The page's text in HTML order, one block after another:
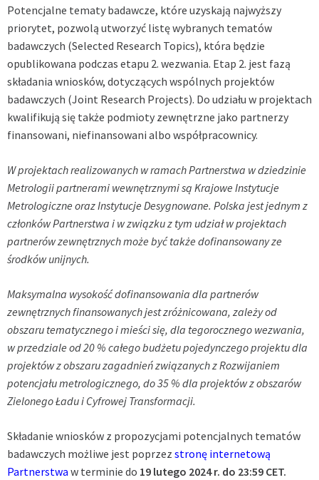
Potencjalne tematy badawcze, które uzyskają najwyższy
priorytet, pozwolą utworzyć listę wybranych tematów
badawczych (Selected Research Topics), która będzie
opublikowana podczas etapu 2. wezwania. Etap 2. jest fazą
składania wniosków, dotyczących wspólnych projektów
badawczych (Joint Research Projects). Do udziału w projektach
kwalifikują się także podmioty zewnętrzne jako partnerzy
finansowani, niefinansowani albo współpracownicy.
W projektach realizowanych w ramach Partnerstwa w dziedzinie
Metrologii partnerami wewnętrznymi są Krajowe Instytucje
Metrologiczne oraz Instytucje Desygnowane. Polska jest jednym z
członków Partnerstwa i w związku z tym udział w projektach
partnerów zewnętrznych może być także dofinansowany ze
środków unijnych.
Maksymalna wysokość dofinansowania dla partnerów
zewnętrznych finansowanych jest zróżnicowana, zależy od
obszaru tematycznego i mieści się, dla tegorocznego wezwania,
w przedziale od 20 % całego budżetu pojedynczego projektu dla
projektów z obszaru zagadnień związanych z Rozwijaniem
potencjału metrologicznego, do 35 % dla projektów z obszarów
Zielonego Ładu i Cyfrowej Transformacji.
Składanie wniosków z propozycjami potencjalnych tematów
badawczych możliwe jest poprzez stronę internetową
Partnerstwa w terminie do 19 lutego 2024 r. do 23:59 CET.